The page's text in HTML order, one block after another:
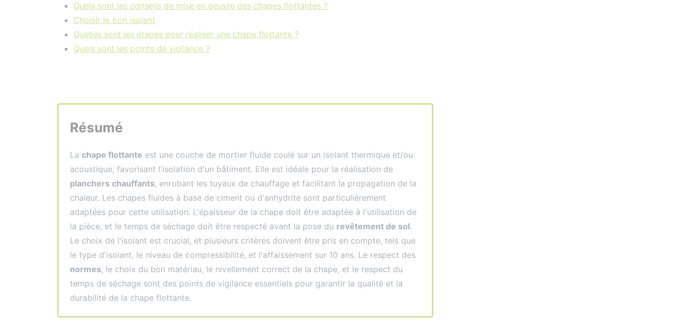
Quels sont les conseils de mise en oeuvre des chapes flottantes ?
Choisir le bon isolant
Quelles sont les étapes pour réaliser une chape flottante ?
Quels sont les points de vigilance ?
Résumé
Lachape flottante est une couche de mortier fluide coulé sur un isolant thermique et/ou
acoustique, favorisant l'isolation d'un bâtiment. Elle est idéale pour la réalisation de
planchers chauffants, enrobant les tuyaux de chauffage et facilitant la propagation de la
chaleur. Les chapes fluides à base de ciment ou d'anhydrite sont particulièrement
adaptées pour cette utilisation. L'épaisseur de la chape doit être adaptée à l'utilisation de
la pièce, et le temps de séchage doit être respecté avant la pose du revêtement de sol.
Le choix de l'isolant est crucial, et plusieurs critères doivent être pris en compte, tels que
le type d'isolant, le niveau de compressibilité, et l'affaissement sur 10 ans. Le respect des
normes, le choix du bon matériau, le nivellement correct de la chape, et le respect du
temps de séchage sont des points de vigilance essentiels pour garantir la qualité et la
durabilité de la chape flottante.